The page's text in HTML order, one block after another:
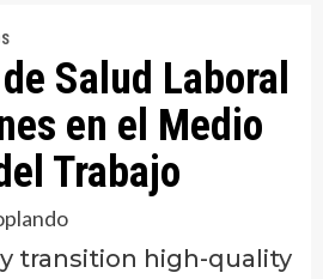
Salud Laboral
en el Medio
Trabajo
transition high-quality